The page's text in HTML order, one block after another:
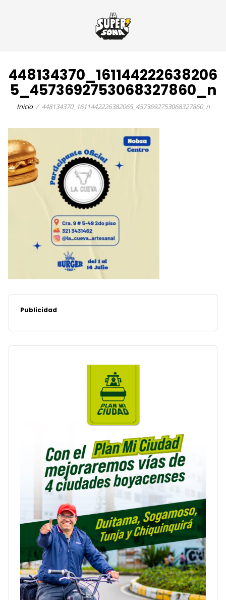
448134370_161144222638206
5_4573692753068327860_n
Inicio 448134370_1611442226382065_4573692753068327860_n
Publicidad